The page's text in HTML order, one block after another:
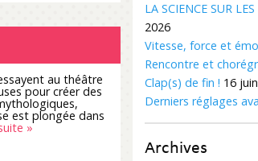
au théâtre
pour créer des
est plongée dans
»
LA SCIENCE SUR
2026
Vitesse, force et
Rencontre et
Clap(s) de fin ! 16
Derniers réglages
Archives